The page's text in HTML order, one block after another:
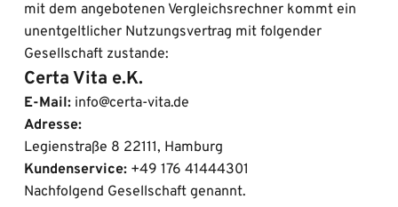
mit dem angebotenen Vergleichsrechner kommt ein
unentgeltlicher Nutzungsvertrag mit folgender
Gesellschaft zustande:
Certa Vita e.K.
E-Mail: info@certa-vita.de
Adresse:
Legienstraße 8 22111, Hamburg
Kundenservice: +49 176 41444301
Nachfolgend Gesellschaft genannt.